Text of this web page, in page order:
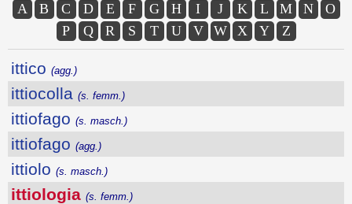
A B C D E F G H I J K L M N
O
P
Q R S T U V W X Y Z
ittico (agg.)
ittiocolla (s. femm.)
ittiofago (s. masch.)
ittiofago (agg.)
ittiolo (s. masch.)
ittiologia (s. femm.)